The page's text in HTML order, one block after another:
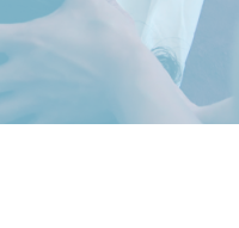
dos nossos conteúdos.